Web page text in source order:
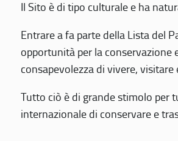
Il Sito è di tipo culturale e ha
Entrare a fa parte della Lista del
opportunità per la conservazione
consapevolezza di vivere,
Tutto ciò è di grande stimolo per
internazionale di conservare e